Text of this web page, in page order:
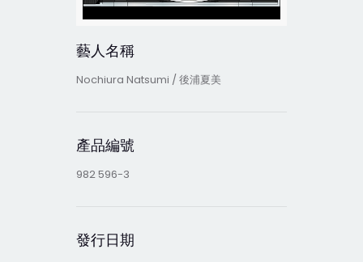
藝人名稱
Nochiura Natsumi / 後浦夏美
產品編號
982 596-3
發行日期